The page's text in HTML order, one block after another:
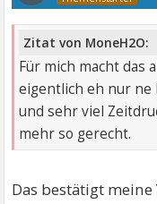
Zitat von MoneH2O:
Für mich macht das
eigentlich eh nur ne
und sehr viel
mehr so gerecht.
Das bestätigt